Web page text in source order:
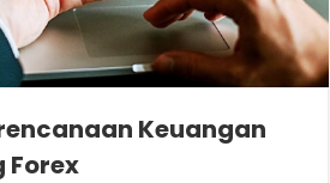
Keuangan
Forex